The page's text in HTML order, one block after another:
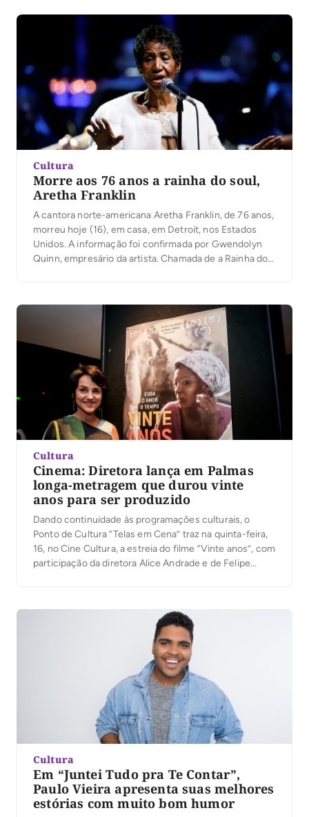
templos que mais impressionam
pela arquitetura inovadora. Confira: 1. Capela Espiral, do
escritório Hiroshi Nakamura […]
Cultura
Morre aos 76 anos a rainha do soul,
Aretha Franklin
A cantora norte-americana Aretha Franklin, de 76 anos,
morreu hoje (16), em casa, em Detroit, nos Estados
Unidos. A informação foi confirmada por Gwendolyn
Quinn, empresário da artista. Chamada de a Rainha do
considerada a maior cantora de todos os tempos […]
Cultura
Cinema: Diretora lança em Palmas
longa-metragem que durou vinte
anos para ser produzido
Dando continuidade às programações culturais, o
Ponto de Cultura “Telas em Cena” traz na quinta-feira,
16, no Cine Cultura, a estreia do filme “Vinte anos”, com
participação da diretora Alice Andrade e de Felipe
acontece na quinta-feira, 16, a partir das 18 […]
Cultura
Em “Juntei Tudo pra Te Contar”,
Paulo Vieira apresenta suas melhores
estórias com muito bom humor